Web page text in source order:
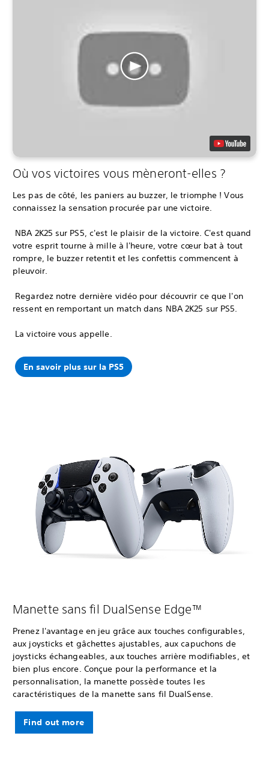
Où vos victoires vous mèneront-elles ?
Les pas de côté, les paniers au buzzer, le triomphe ! Vous
connaissez la sensation procurée par une victoire.
‎ NBA 2K25 sur PS5, c'est le plaisir de la victoire. C'est quand
votre esprit tourne à mille à l'heure, votre cœur bat à tout
rompre, le buzzer retentit et les confettis commencent à
pleuvoir.
‎ Regardez notre dernière vidéo pour découvrir ce que l'on
ressent en remportant un match dans NBA 2K25 sur PS5.
‎ La victoire vous appelle.
En savoir plus sur la PS5
Manette sans fil DualSense Edge™
Prenez l'avantage en jeu grâce aux touches configurables,
aux joysticks et gâchettes ajustables, aux capuchons de
joysticks échangeables, aux touches arrière modifiables, et
bien plus encore. Conçue pour la performance et la
personnalisation, la manette possède toutes les
caractéristiques de la manette sans fil DualSense.
Find out more